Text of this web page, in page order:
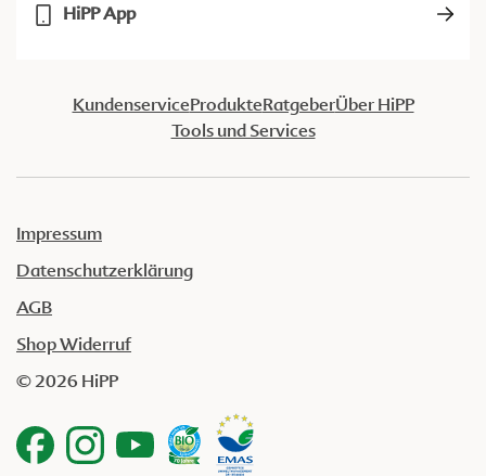
HiPP App
KundenserviceProdukteRatgeberÜber HiPP
Tools und Services
Impressum
Datenschutzerklärung
AGB
Shop Widerruf
© 2026 HiPP